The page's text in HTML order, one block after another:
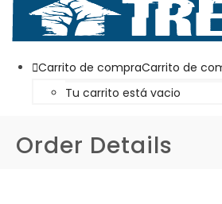
Carrito de compraCarrito de
Tu carrito está vacio
Order Details